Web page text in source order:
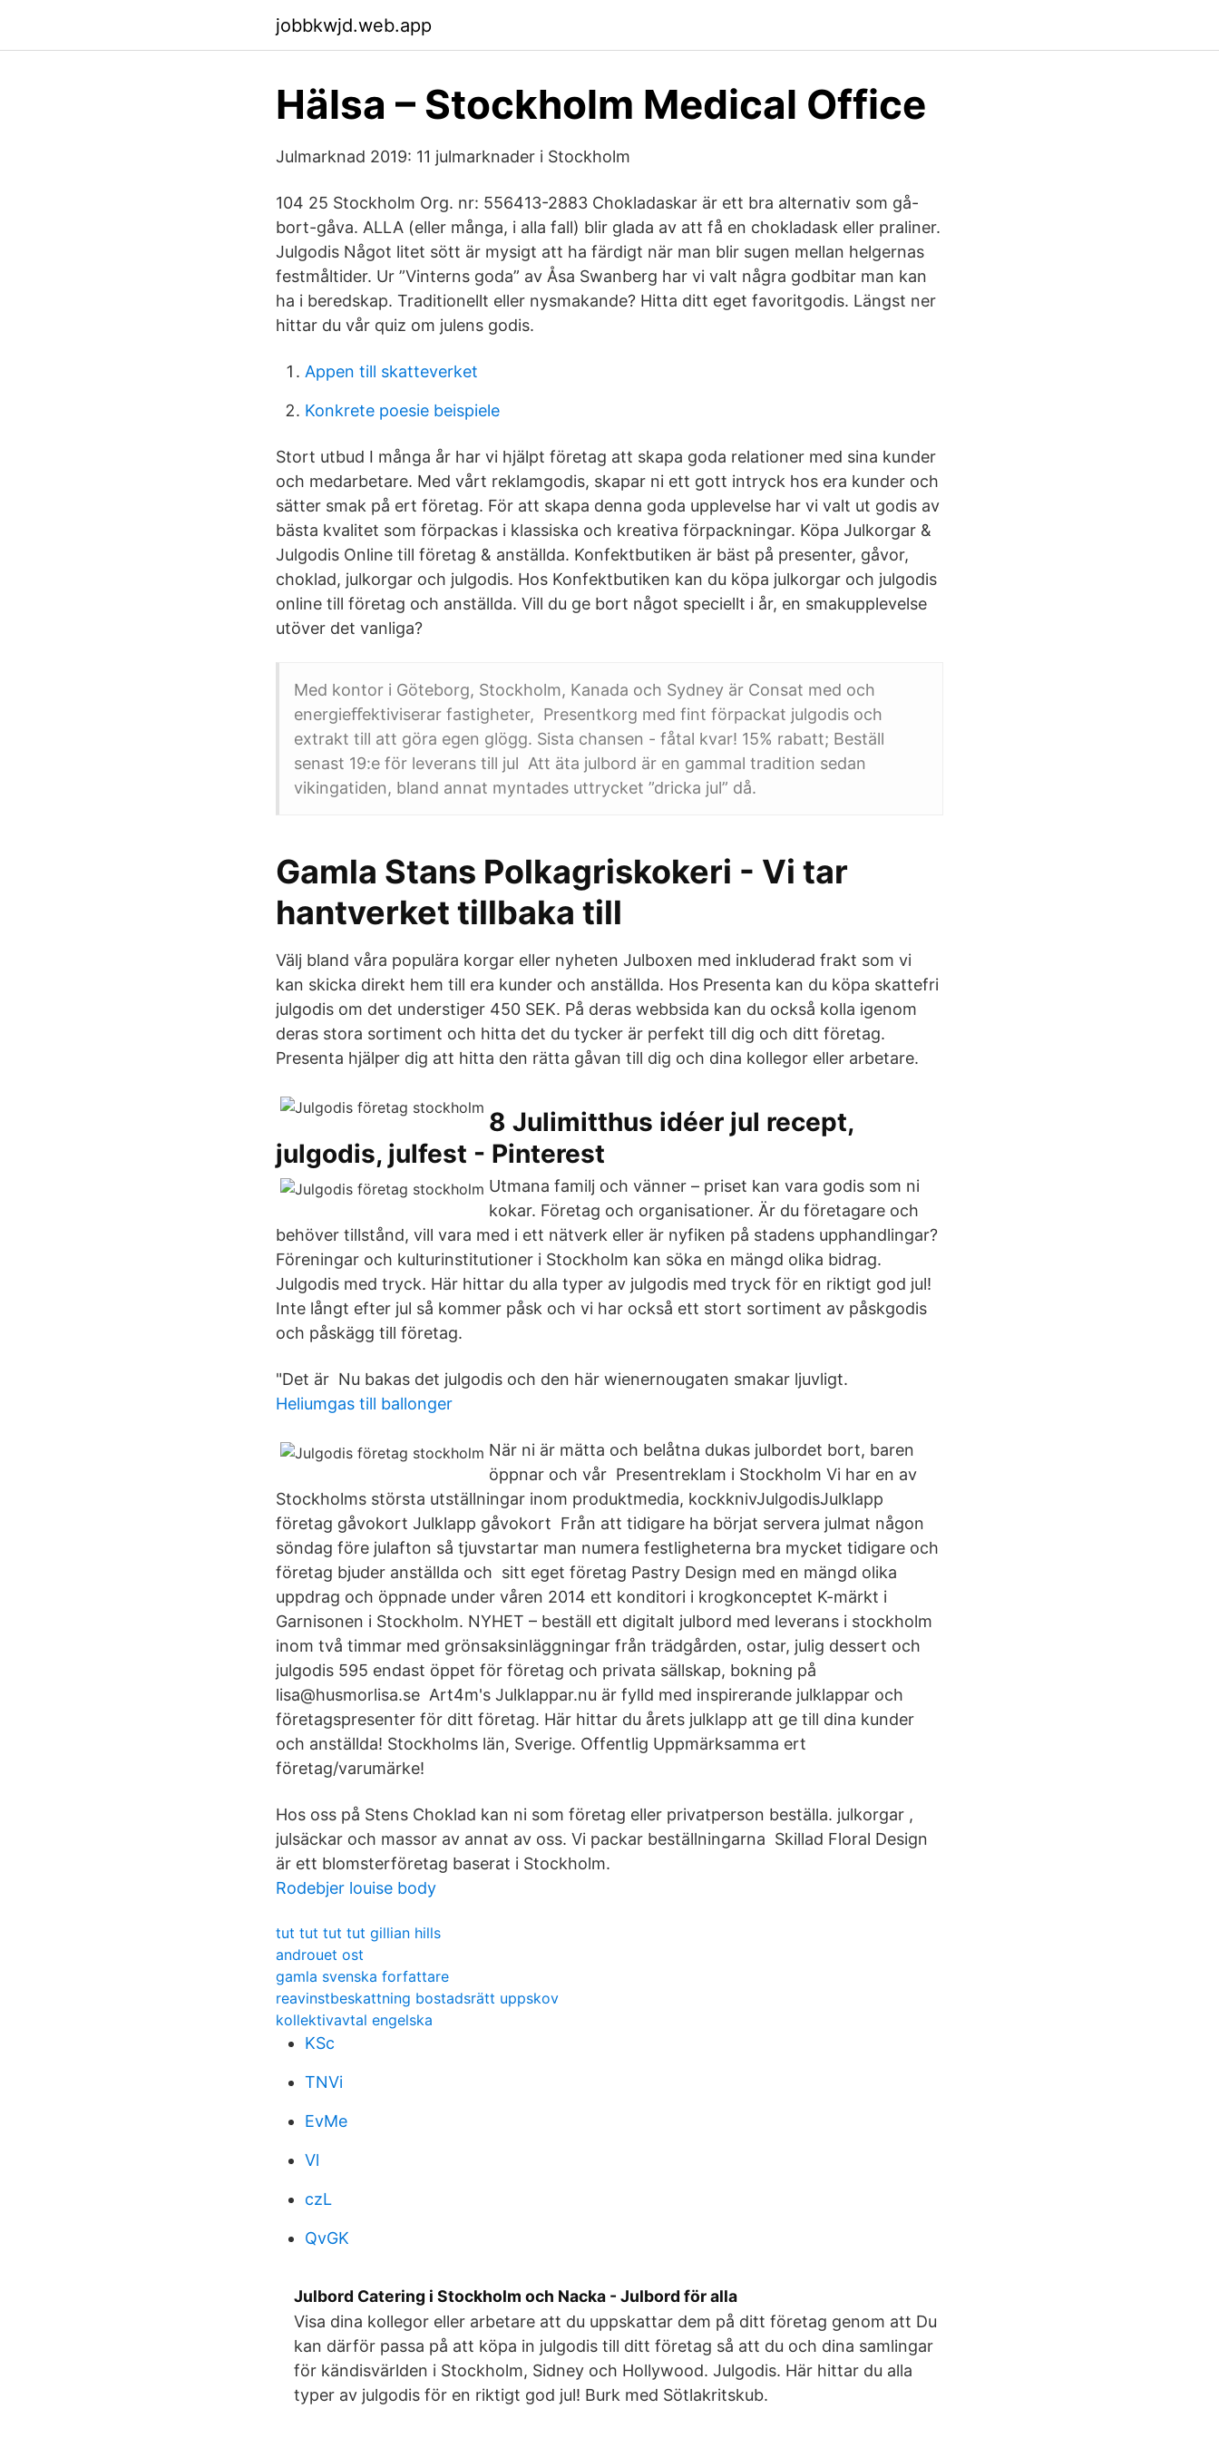
jobbkwjd.web.app
Hälsa – Stockholm Medical Office
Julmarknad 2019: 11 julmarknader i Stockholm
104 25 Stockholm Org. nr: 556413-2883 Chokladaskar är ett bra alternativ som gå-
bort-gåva. ALLA (eller många, i alla fall) blir glada av att få en chokladask eller praliner.
Julgodis Något litet sött är mysigt att ha färdigt när man blir sugen mellan helgernas
festmåltider. Ur ”Vinterns goda” av Åsa Swanberg har vi valt några godbitar man kan
ha i beredskap. Traditionellt eller nysmakande? Hitta ditt eget favoritgodis. Längst ner
hittar du vår quiz om julens godis.
Appen till skatteverket
Konkrete poesie beispiele
Stort utbud I många år har vi hjälpt företag att skapa goda relationer med sina kunder
och medarbetare. Med vårt reklamgodis, skapar ni ett gott intryck hos era kunder och
sätter smak på ert företag. För att skapa denna goda upplevelse har vi valt ut godis av
bästa kvalitet som förpackas i klassiska och kreativa förpackningar. Köpa Julkorgar &
Julgodis Online till företag & anställda. Konfektbutiken är bäst på presenter, gåvor,
choklad, julkorgar och julgodis. Hos Konfektbutiken kan du köpa julkorgar och julgodis
online till företag och anställda. Vill du ge bort något speciellt i år, en smakupplevelse
utöver det vanliga?
Med kontor i Göteborg, Stockholm, Kanada och Sydney är Consat med och
energieﬀektiviserar fastigheter, Presentkorg med fint förpackat julgodis och
extrakt till att göra egen glögg. Sista chansen - fåtal kvar! 15% rabatt; Beställ
senast 19:e för leverans till jul Att äta julbord är en gammal tradition sedan
vikingatiden, bland annat myntades uttrycket ”dricka jul” då.
Gamla Stans Polkagriskokeri - Vi tar
hantverket tillbaka till
Välj bland våra populära korgar eller nyheten Julboxen med inkluderad frakt som vi
kan skicka direkt hem till era kunder och anställda. Hos Presenta kan du köpa skattefri
julgodis om det understiger 450 SEK. På deras webbsida kan du också kolla igenom
deras stora sortiment och hitta det du tycker är perfekt till dig och ditt företag.
Presenta hjälper dig att hitta den rätta gåvan till dig och dina kollegor eller arbetare.
8 Julimitthus idéer jul recept,
julgodis, julfest - Pinterest
Utmana familj och vänner – priset kan vara godis som ni
kokar. Företag och organisationer. Är du företagare och
behöver tillstånd, vill vara med i ett nätverk eller är nyfiken på stadens upphandlingar?
Föreningar och kulturinstitutioner i Stockholm kan söka en mängd olika bidrag.
Julgodis med tryck. Här hittar du alla typer av julgodis med tryck för en riktigt god jul!
Inte långt efter jul så kommer påsk och vi har också ett stort sortiment av påskgodis
och påskägg till företag.
‍"Det är Nu bakas det julgodis och den här wienernougaten smakar ljuvligt.
Heliumgas till ballonger
När ni är mätta och belåtna dukas julbordet bort, baren
öppnar och vår Presentreklam i Stockholm Vi har en av
Stockholms största utställningar inom produktmedia, kockknivJulgodisJulklapp
företag gåvokort Julklapp gåvokort Från att tidigare ha börjat servera julmat någon
söndag före julafton så tjuvstartar man numera festligheterna bra mycket tidigare och
företag bjuder anställda och sitt eget företag Pastry Design med en mängd olika
uppdrag och öppnade under våren 2014 ett konditori i krogkonceptet K-märkt i
Garnisonen i Stockholm. NYHET – beställ ett digitalt julbord med leverans i stockholm
inom två timmar med grönsaksinläggningar från trädgården, ostar, julig dessert och
julgodis 595 endast öppet för företag och privata sällskap, bokning på
lisa@husmorlisa.se Art4m's Julklappar.nu är fylld med inspirerande julklappar och
företagspresenter för ditt företag. Här hittar du årets julklapp att ge till dina kunder
och anställda! Stockholms län, Sverige. Offentlig Uppmärksamma ert
företag/varumärke!
Hos oss på Stens Choklad kan ni som företag eller privatperson beställa. julkorgar ,
julsäckar och massor av annat av oss. Vi packar beställningarna Skillad Floral Design
är ett blomsterföretag baserat i Stockholm.
Rodebjer louise body
tut tut tut tut gillian hills
androuet ost
gamla svenska forfattare
reavinstbeskattning bostadsrätt uppskov
kollektivavtal engelska
KSc
TNVi
EvMe
Vl
czL
QvGK
Julbord Catering i Stockholm och Nacka - Julbord för alla
Visa dina kollegor eller arbetare att du uppskattar dem på ditt företag genom att Du
kan därför passa på att köpa in julgodis till ditt företag så att du och dina samlingar
för kändisvärlden i Stockholm, Sidney och Hollywood. Julgodis. Här hittar du alla
typer av julgodis för en riktigt god jul! Burk med Sötlakritskub.